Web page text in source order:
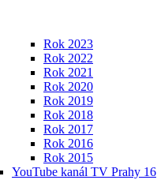
Rok 2023
Rok 2022
Rok 2021
Rok 2020
Rok 2019
Rok 2018
Rok 2017
Rok 2016
Rok 2015
YouTube kanál TV Prahy 16